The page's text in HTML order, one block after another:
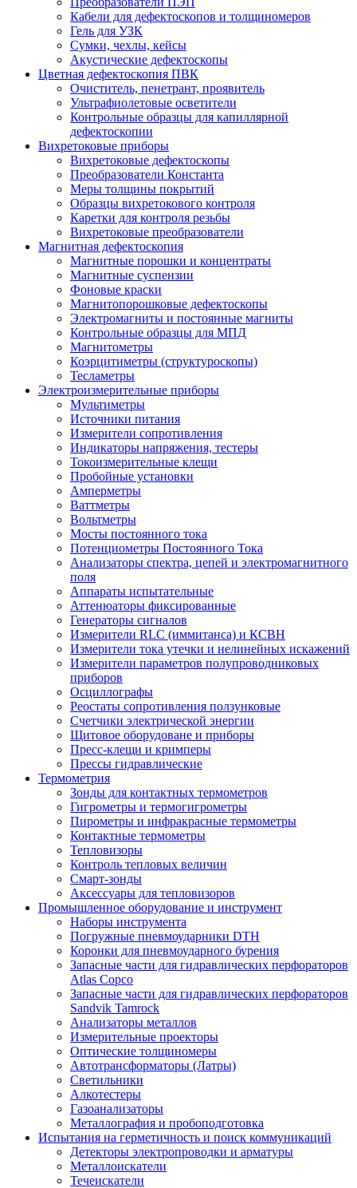
Кабели для дефектоскопов и толщиномеров
Гель для УЗК
Сумки, чехлы, кейсы
Акустические дефектоскопы
Цветная дефектоскопия ПВК
Очиститель, пенетрант, проявитель
Ультрафиолетовые осветители
Контрольные образцы для капиллярной
дефектоскопии
Вихретоковые приборы
Вихретоковые дефектоскопы
Преобразователи Константа
Меры толщины покрытий
Образцы вихретокового контроля
Каретки для контроля резьбы
Вихретоковые преобразователи
Магнитная дефектоскопия
Магнитные порошки и концентраты
Магнитные суспензии
Фоновые краски
Магнитопорошковые дефектоскопы
Электромагниты и постоянные магниты
Контрольные образцы для МПД
Магнитометры
Коэрцитиметры (структуроскопы)
Тесламетры
Электроизмерительные приборы
Мультиметры
Источники питания
Измерители сопротивления
Индикаторы напряжения, тестеры
Токоизмерительные клещи
Пробойные установки
Амперметры
Ваттметры
Вольтметры
Мосты постоянного тока
Потенциометры Постоянного Тока
Анализаторы спектра, цепей и электромагнитного
поля
Аппараты испытательные
Аттенюаторы фиксированные
Генераторы сигналов
Измерители RLC (иммитанса) и КСВН
Измерители тока утечки и нелинейных искажений
Измерители параметров полупроводниковых
приборов
Осциллографы
Реостаты сопротивления ползунковые
Счетчики электрической энергии
Щитовое оборудоване и приборы
Пресс-клещи и кримперы
Прессы гидравлические
Термометрия
Зонды для контактных термометров
Гигрометры и термогигрометры
Пирометры и инфракрасные термометры
Контактные термометры
Тепловизоры
Контроль тепловых величин
Смарт-зонды
Аксессуары для тепловизоров
Промышленное оборудование и инструмент
Наборы инструмента
Погружные пневмоударники DTH
Коронки для пневмоударного бурения
Запасные части для гидравлических перфораторов
Atlas Copco
Запасные части для гидравлических перфораторов
Sandvik Tamrock
Анализаторы металлов
Измерительные проекторы
Оптические толщиномеры
Автотрансформаторы (Латры)
Светильники
Алкотестеры
Газоанализаторы
Металлография и пробоподготовка
Испытания на герметичность и поиск коммуникаций
Детекторы электропроводки и арматуры
Металлоискатели
Течеискатели